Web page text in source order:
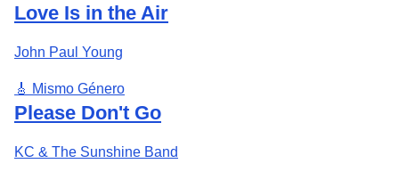
Love Is in the Air
John Paul Young
🎸 Mismo Género
Please Don't Go
KC & The Sunshine Band